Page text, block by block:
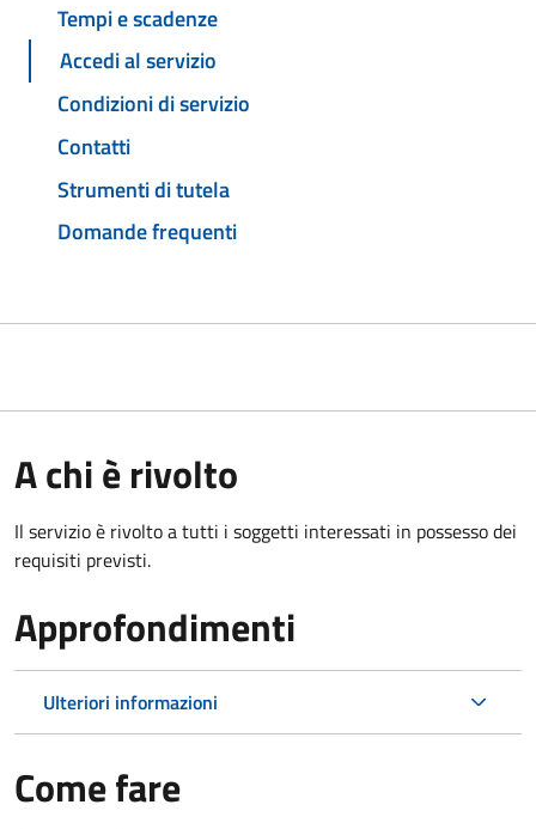
Tempi e scadenze
Accedi al servizio
Condizioni di servizio
Contatti
Strumenti di tutela
Domande frequenti
A chi è rivolto
Il servizio è rivolto a tutti i soggetti interessati in possesso dei
requisiti previsti.
Approfondimenti
Ulteriori informazioni
Come fare